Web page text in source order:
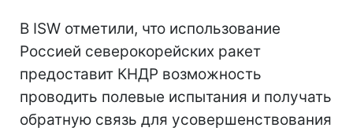
В ISW отметили, что использование
Россией северокорейских ракет
предоставит КНДР возможность
проводить полевые испытания и получать
обратную связь для усовершенствования